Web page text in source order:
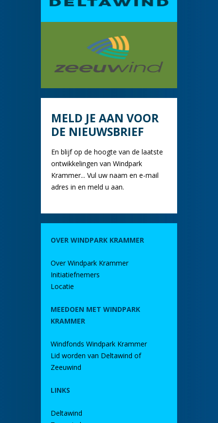
MELD JE AAN VOOR
DE NIEUWSBRIEF
En blijf op de hoogte van de laatste
ontwikkelingen van Windpark
Krammer... Vul uw naam en e-mail
adres in en meld u aan.
OVER WINDPARK KRAMMER
Over Windpark Krammer
Initiatiefnemers
Locatie
MEEDOEN MET WINDPARK
KRAMMER
Windfonds Windpark Krammer
Lid worden van Deltawind of
Zeeuwind
LINKS
Deltawind